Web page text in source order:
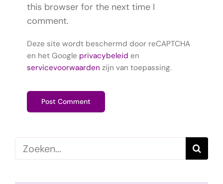
this browser for the next time I
comment.
Deze site wordt beschermd door reCAPTCHA
en het Google privacybeleid en
servicevoorwaarden zijn van toepassing.
Zoeken
naar: